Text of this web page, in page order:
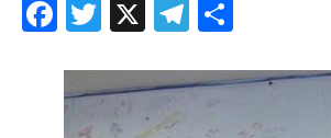
Facebook
Twitter Telegram